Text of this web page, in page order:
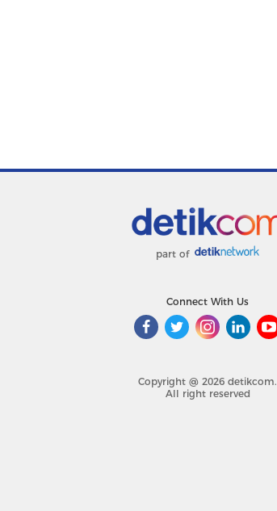
part of
Connect With Us
Copyright @ 2026 detikcom.
All right reserved